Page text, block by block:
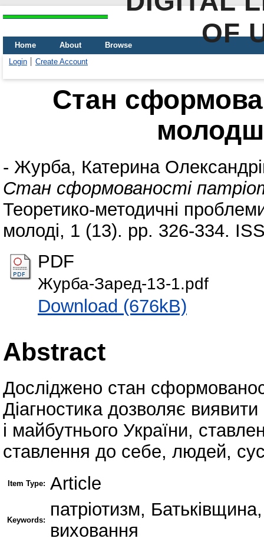
OF
Home About
Browse
Login
Create Account
Стан
- Журба, Катерина
Стан сформованості
Теоретико-методичні
молоді, 1 (13). pp. 326-334.
PDF
Журба-Заред-13-1.pdf
Download (676kB)
Abstract
Досліджено стан
Діагностика дозволяє
і майбутнього України,
ставлення до себе, людей,
Item Type: Article
Keywords:
патріотизм,
виховання